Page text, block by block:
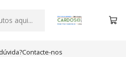
Contacte-nos